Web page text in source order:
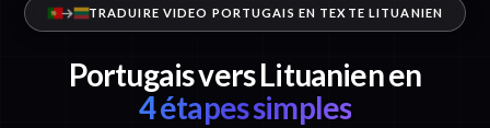
TRADUIRE VIDEO PORTUGAIS EN TEXTE LITUANIEN
Portugais vers Lituanien en
4 étapes simples